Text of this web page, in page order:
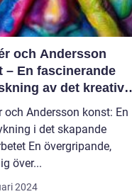
och Andersson
– En fascinerande
av det kreativa
och Andersson konst: En
i det skapande
över...
2024